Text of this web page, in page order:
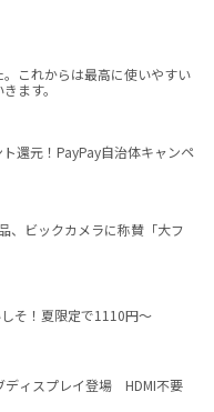
これからは最高に使いやすい
ます。
還元！PayPay自治体キャンペ
、ビックカメラに称賛「大フ
そ！夏限定で1110円～
ディスプレイ登場 HDMI不要